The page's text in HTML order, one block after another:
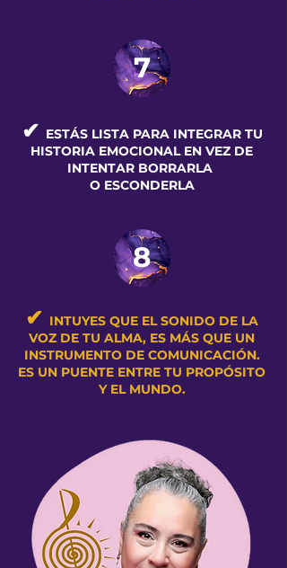
7
✔ ESTÁS LISTA PARA INTEGRAR TU
HISTORIA EMOCIONAL EN VEZ DE
INTENTAR BORRARLA
O ESCONDERLA
8
✔ INTUYES QUE EL SONIDO DE LA
VOZ DE TU ALMA, ES MÁS QUE UN
INSTRUMENTO DE COMUNICACIÓN.
ES UN PUENTE ENTRE TU PROPÓSITO
Y EL MUNDO.